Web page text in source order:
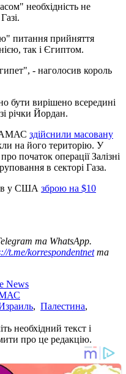
необхідність не
питання прийняття
так і Єгиптом.
- наголосив король
бути вирішено всередині
річки Йордан.
здійснили масовану
на його територію. У
початок операції Залізні
в секторі Газа.
у США зброю на $10
та WhatsApp.
t.me/korrespondentnetта
News
, Палестина,
необхідний текст і
про це редакцію.